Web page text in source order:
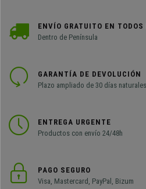
ENVÍO GRATUITO EN TODOS
Dentro de Península
GARANTÍA DE DEVOLUCIÓN
Plazo ampliado de 30 días naturales
ENTREGA URGENTE
Productos con envío 24/48h
PAGO SEGURO
Visa, Mastercard, PayPal, Bizum